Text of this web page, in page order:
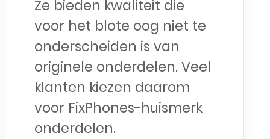
Ze bieden kwaliteit die
voor het blote oog niet te
onderscheiden is van
originele onderdelen. Veel
klanten kiezen daarom
voor FixPhones-huismerk
onderdelen.